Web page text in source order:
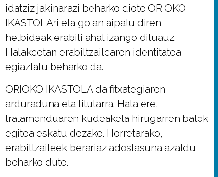
idatziz jakinarazi beharko diote ORIOKO
IKASTOLAri eta goian aipatu diren
helbideak erabili ahal izango dituauz.
Halakoetan erabiltzailearen identitatea
egiaztatu beharko da.
ORIOKO IKASTOLA da fitxategiaren
arduraduna eta titularra. Hala ere,
tratamenduaren kudeaketa hirugarren batek
egitea eskatu dezake. Horretarako,
erabiltzaileek berariaz adostasuna azaldu
beharko dute.